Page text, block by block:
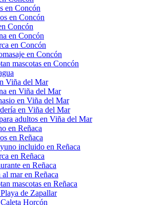
en Concón
en Concón
Concón
en Concón
en Concón
en Concón
mascotas en Concón
Viña del Mar
en Viña del Mar
en Viña del Mar
en Viña del Mar
adultos en Viña del Mar
en Reñaca
en Reñaca
incluido en Reñaca
en Reñaca
en Reñaca
mar en Reñaca
mascotas en Reñaca
de Zapallar
Horcón